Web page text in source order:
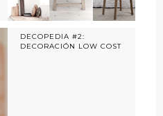
DECOPEDIA #2:
DECORACIÓN LOW COST